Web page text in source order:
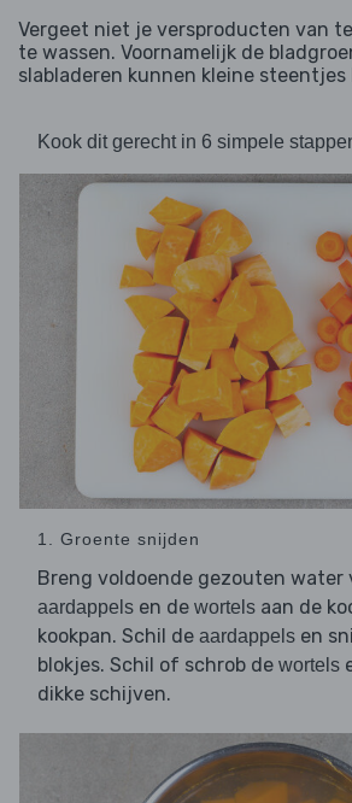
Vergeet niet je versproducten van
te wassen. Voornamelijk de
slabladeren kunnen kleine
Kook dit gerecht in 6 simpele
1. Groente snijden
Breng voldoende gezouten water
aardappels en de wortels aan de
kookpan. Schil de aardappels en
blokjes. Schil of schrob de wortels
dikke schijven.